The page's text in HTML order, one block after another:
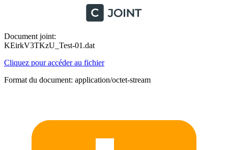
Document joint:
KEirkV3TKzU_Test-01.dat
Cliquez pour accéder au fichier
Format du document: application/octet-stream